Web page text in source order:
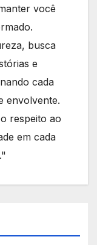
você
busca
e
cada
envolvente.
respeito ao
em cada